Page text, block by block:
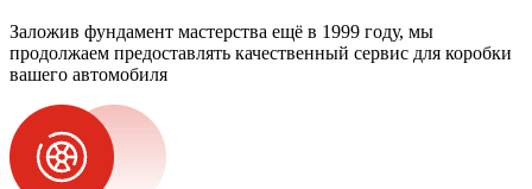
Заложив фундамент мастерства ещё в 1999 году, мы
продолжаем предоставлять качественный сервис для коробки
вашего автомобиля